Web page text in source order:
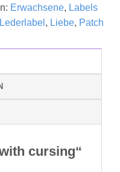
Erwachsene, Labels
Lederlabel , Liebe, Patch
cursing“